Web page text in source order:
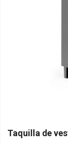
Taquilla de